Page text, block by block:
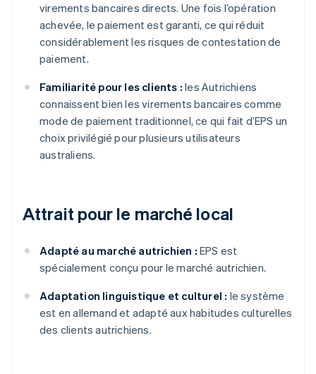
virements bancaires directs. Une fois l’opération
achevée, le paiement est garanti, ce qui réduit
considérablement les risques de contestation de
paiement.
Familiarité pour les clients : les Autrichiens
connaissent bien les virements bancaires comme
mode de paiement traditionnel, ce qui fait d’EPS un
choix privilégié pour plusieurs utilisateurs
australiens.
Attrait pour le marché local
Adapté au marché autrichien : EPS est
spécialement conçu pour le marché autrichien.
Adaptation linguistique et culturel : le système
est en allemand et adapté aux habitudes culturelles
des clients autrichiens.